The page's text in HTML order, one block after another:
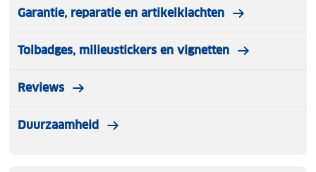
Garantie, reparatie en artikelklachten
Tolbadges, milieustickers en vignetten
Reviews
Duurzaamheid